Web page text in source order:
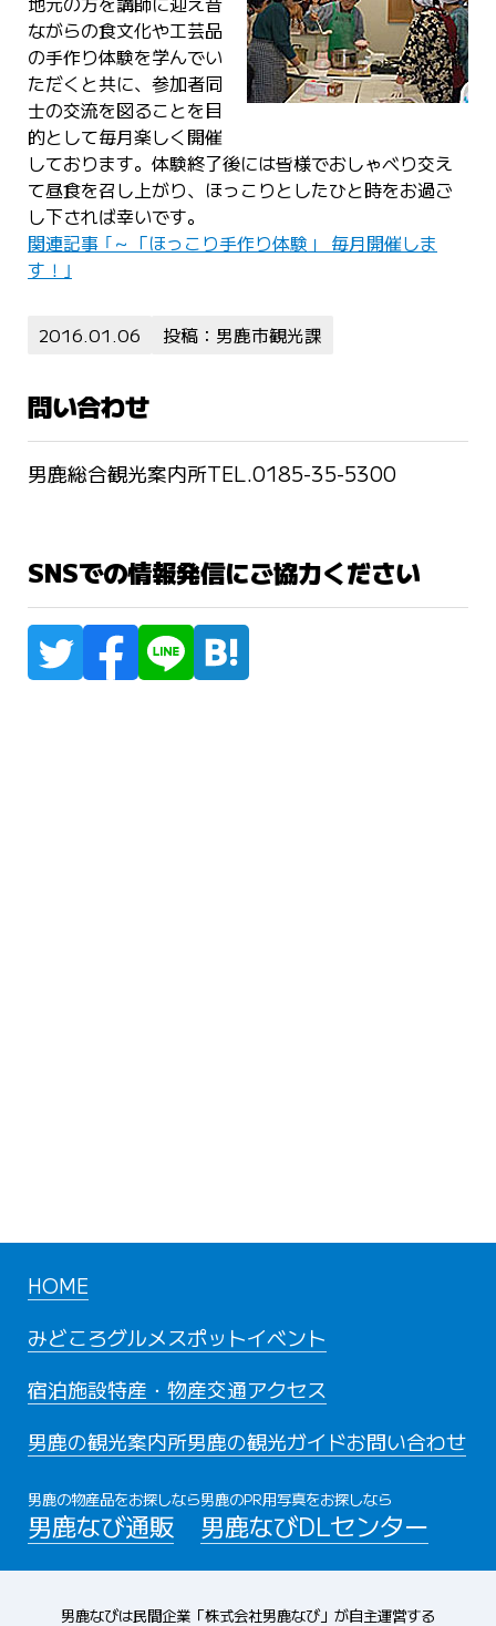
ながらの食文化や工芸品
の手作り体験を学んでい
ただくと共に、参加者同
士の交流を図ることを目
的として毎月楽しく開催
しております。体験終了後には皆様でおしゃべり交え
て昼食を召し上がり、ほっこりとしたひと時をお過ご
し下されば幸いです。
関連記事 ｢～「ほっこり手作り体験」 毎月開催しま
す！｣
2016.01.06 投稿：男鹿市観光課
問い合わせ
男鹿総合観光案内所TEL.0185-35-5300
SNSでの情報発信にご協力ください
HOME
みどころグルメスポットイベント
宿泊施設特産・物産交通アクセス
男鹿の観光案内所男鹿の観光ガイドお問い合わせ
男鹿の物産品をお探しなら
男鹿なび通販
男鹿のPR用写真をお探しなら
男鹿なびDLセンター
男鹿なびは民間企業「株式会社男鹿なび」が自主運営する